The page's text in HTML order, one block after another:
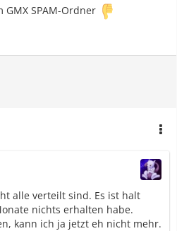
SPAM-Ordner
alle verteilt sind. Es ist halt
nichts erhalten habe.
kann ich ja jetzt eh nicht mehr.